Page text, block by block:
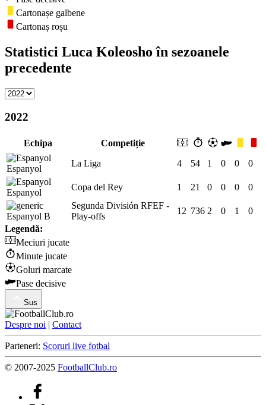
Cartonașe galbene
Cartonaș roșu
Statistici Luca Koleosho în sezoanele
precedente
2022
Echipa Competiție
Espanyol
La Liga 4 54 1 0 0 0
Espanyol
Copa del Rey 1 21 0 0 0 0
Espanyol B
Segunda División RFEF -
Play-offs
12 736 2 0 1
0
Legendă:
Meciuri jucate
Minute jucate
Goluri marcate
Pase decisive
Sus
Despre noi | Contact
Parteneri: Scoruri live fotbal
© 2007-2025 FootballClub.ro